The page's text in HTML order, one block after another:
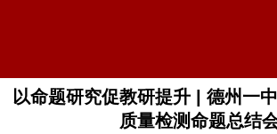
以命题研究促教研提升 | 德州一
质量检测命题总结
 首页